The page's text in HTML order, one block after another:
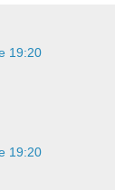
19:20
19:20